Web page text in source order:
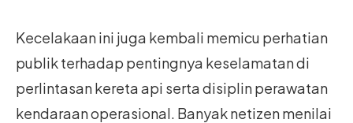
Kecelakaan ini juga kembali memicu perhatian
publik terhadap pentingnya keselamatan di
perlintasan kereta api serta disiplin perawatan
kendaraan operasional. Banyak netizen menilai